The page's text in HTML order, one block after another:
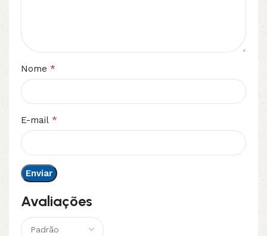
Avaliações
Nome *
E-mail *